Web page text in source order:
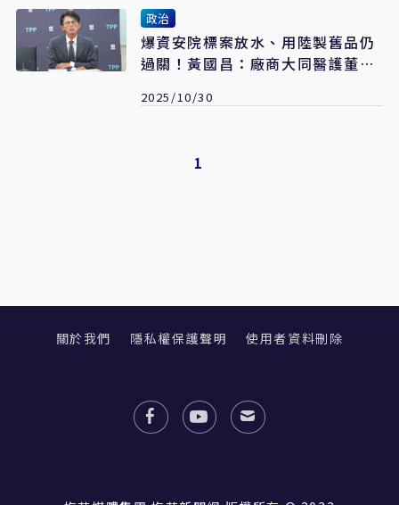
政治
爆資安院標案放水、用陸製舊品仍
過關！黃國昌：廠商大同醫護董座
2025/10/30
1
關於我們 隱私權保護聲明 使用者資料刪除